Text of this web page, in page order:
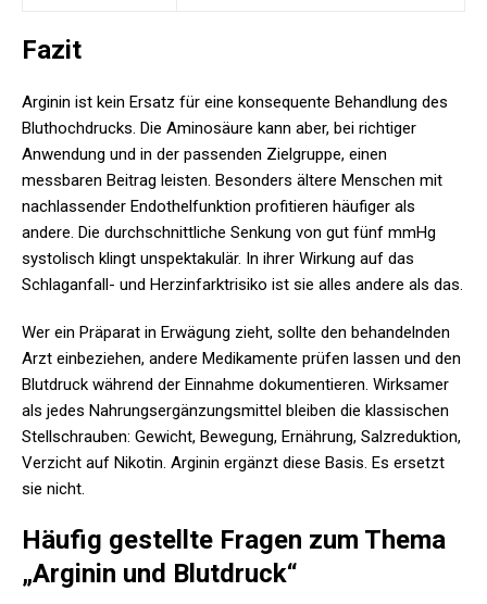
Fazit
Arginin ist kein Ersatz für eine konsequente Behandlung des
Bluthochdrucks. Die Aminosäure kann aber, bei richtiger
Anwendung und in der passenden Zielgruppe, einen
messbaren Beitrag leisten. Besonders ältere Menschen mit
nachlassender Endothelfunktion profitieren häufiger als
andere. Die durchschnittliche Senkung von gut fünf mmHg
systolisch klingt unspektakulär. In ihrer Wirkung auf das
Schlaganfall- und Herzinfarktrisiko ist sie alles andere als das.
Wer ein Präparat in Erwägung zieht, sollte den behandelnden
Arzt einbeziehen, andere Medikamente prüfen lassen und den
Blutdruck während der Einnahme dokumentieren. Wirksamer
als jedes Nahrungsergänzungsmittel bleiben die klassischen
Stellschrauben: Gewicht, Bewegung, Ernährung, Salzreduktion,
Verzicht auf Nikotin. Arginin ergänzt diese Basis. Es ersetzt
sie nicht.
Häufig gestellte Fragen zum Thema
„Arginin und Blutdruck“